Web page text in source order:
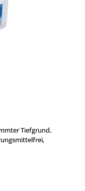
Tiefgrund,